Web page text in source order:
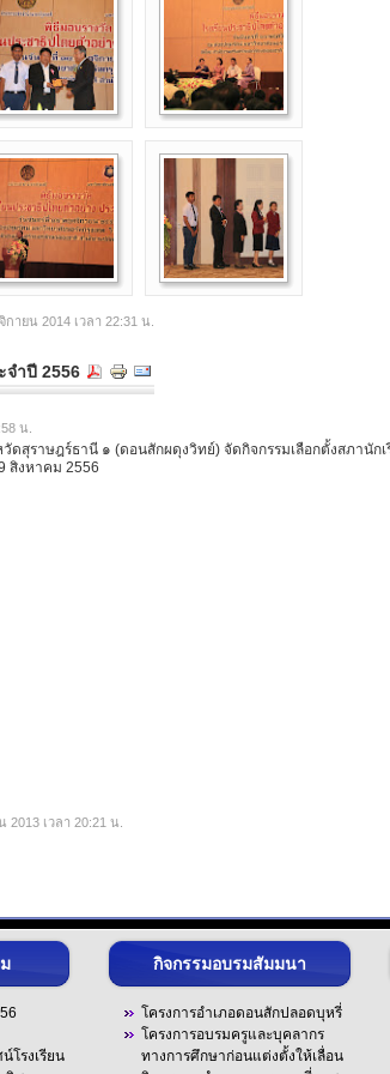
ยน 2014 เวลา 22:31 น.
จำปี 2556
น.
ดสุราษฎร์ธานี ๑ (ดอนสักผดุงวิทย์) จัดกิจกรรมเลือกตั้งสภานักเ
สิงหาคม 2556
เวลา 20:21 น.
โรงเรียน
กิจกรรมอบรมสัมมนา
โครงการอำเภอดอนสักปลอดบุหรี่
โครงการอบรมครูและบุคลากร
ทางการศึกษาก่อนแต่งตั้งให้เลื่อน